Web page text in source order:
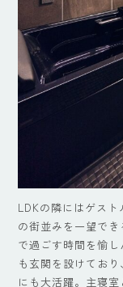
LDKの隣にはゲス
の街並みを一望で
で過ごす時間を愉
も玄関を設けてお
にも大活躍。主寝